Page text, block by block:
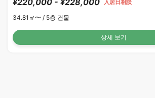
¥220,000 - ¥228,000 入居日相談
34.81㎡〜 / 5층 건물
상세 보기